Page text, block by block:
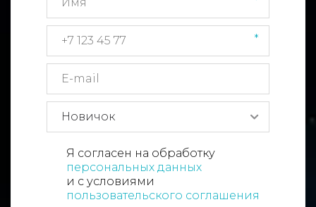
*
Я согласен на обработку
персональных данных
и с условиями
пользовательского соглашения